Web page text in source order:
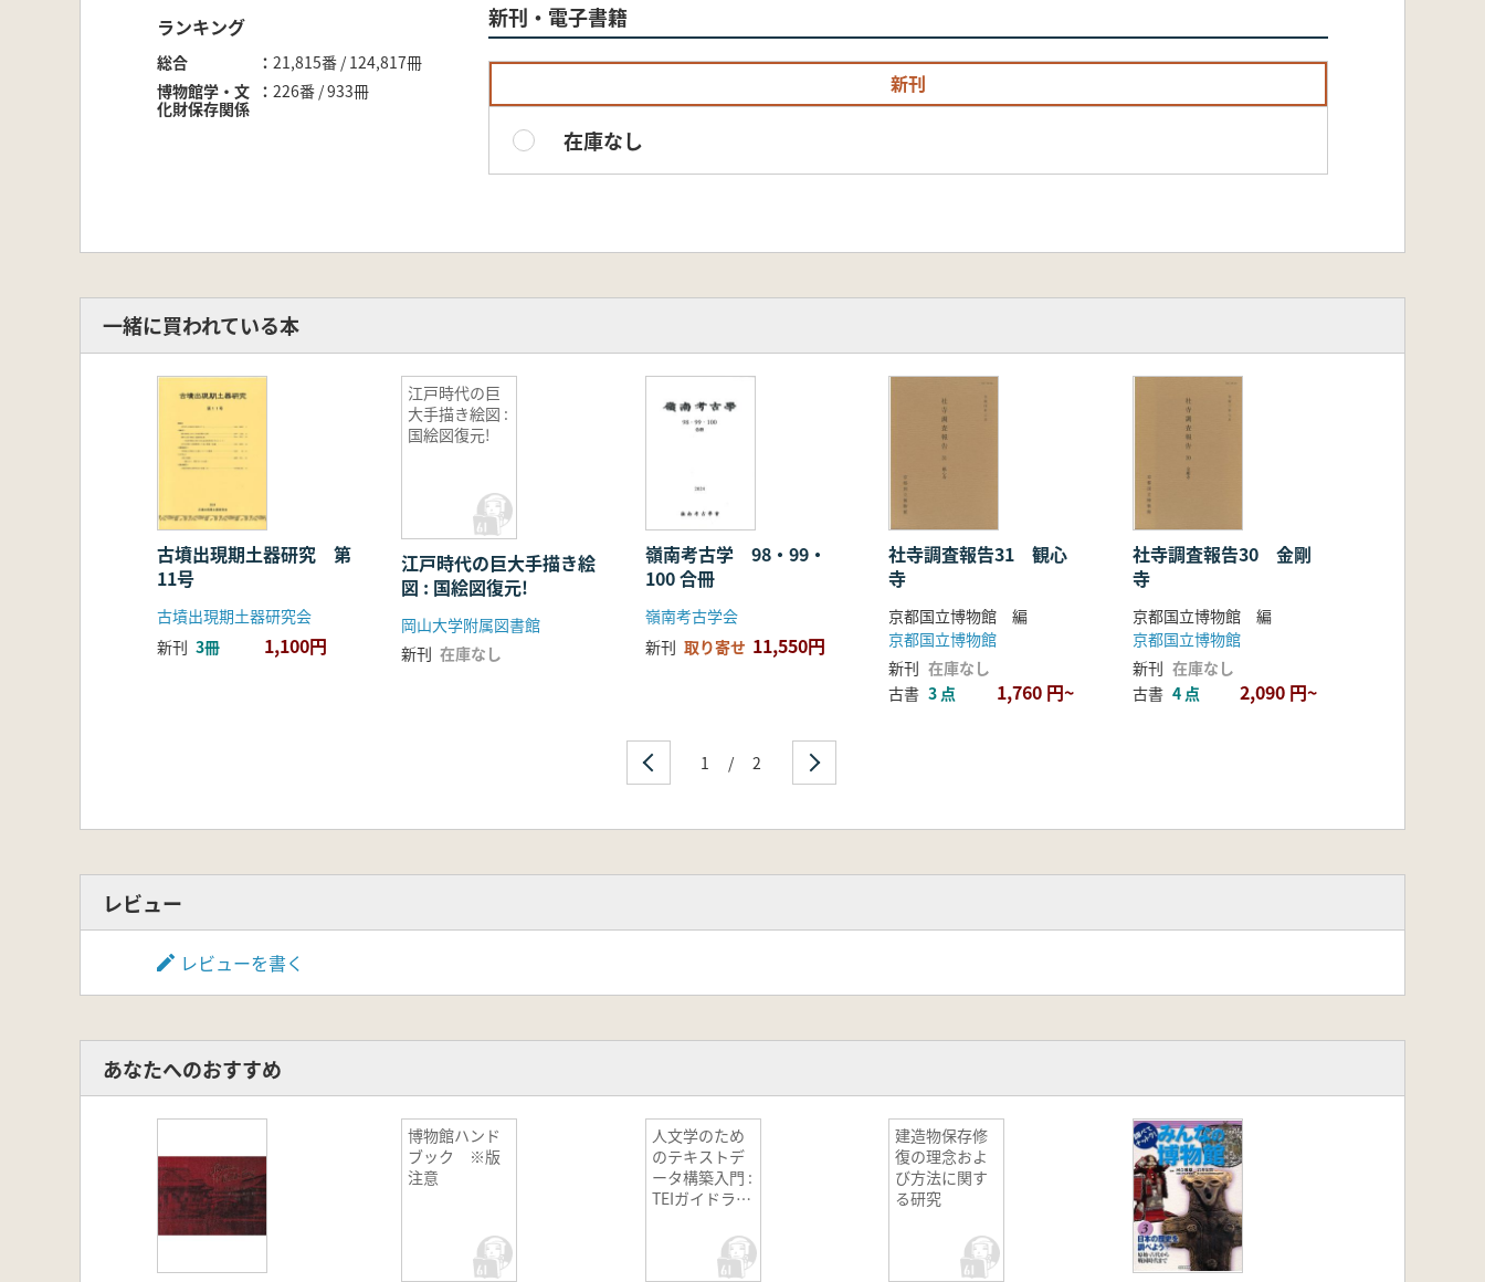
ランキング
総合
21,815番 / 124,817冊
博物館学・文
化財保存関係
226番 / 933冊
新刊・電子書籍
新刊
在庫なし
一緒に買われている本
古墳出現期土器研究 第
11号
古墳出現期土器研究会
新刊 3冊 1,100円
江戸時代の巨
大手描き絵図 :
国絵図復元!
江戸時代の巨大手描き絵
図 : 国絵図復元!
岡山大学附属図書館
新刊 在庫なし
嶺南考古学 98・99・
100 合冊
嶺南考古学会
新刊 取り寄せ 11,550円
社寺調査報告31 観心
寺
京都国立博物館 編
京都国立博物館
新刊 在庫なし
古書 3 点 1,760 円~
社寺調査報告30 金剛
寺
京都国立博物館 編
京都国立博物館
新刊 在庫なし
古書 4 点 2,090 円~
1 / 2
レビュー
レビューを書く
あなたへのおすすめ
博物館ハンド
ブック ※版
注意
人文学のため
のテキストデ
ータ構築入門 :
TEIガイドライ
取り組みにむ
建造物保存修
復の理念およ
び方法に関す
る研究